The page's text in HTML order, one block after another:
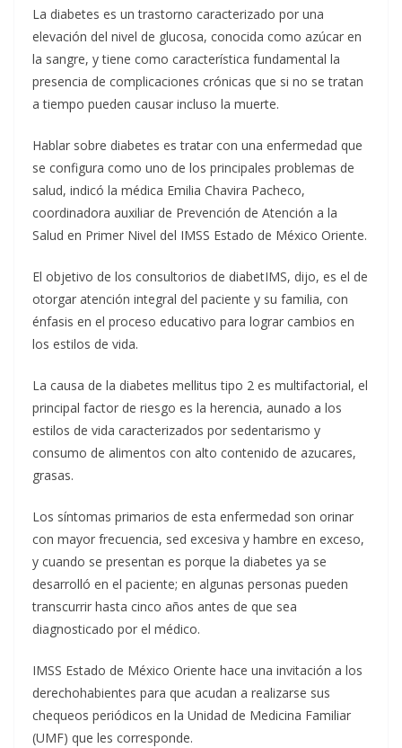
La diabetes es un trastorno caracterizado por una
elevación del nivel de glucosa, conocida como azúcar en
la sangre, y tiene como característica fundamental la
presencia de complicaciones crónicas que si no se tratan
a tiempo pueden causar incluso la muerte.
Hablar sobre diabetes es tratar con una enfermedad que
se configura como uno de los principales problemas de
salud, indicó la médica Emilia Chavira Pacheco,
coordinadora auxiliar de Prevención de Atención a la
Salud en Primer Nivel del IMSS Estado de México Oriente.
El objetivo de los consultorios de diabetIMS, dijo, es el de
otorgar atención integral del paciente y su familia, con
énfasis en el proceso educativo para lograr cambios en
los estilos de vida.
La causa de la diabetes mellitus tipo 2 es multifactorial, el
principal factor de riesgo es la herencia, aunado a los
estilos de vida caracterizados por sedentarismo y
consumo de alimentos con alto contenido de azucares,
grasas.
Los síntomas primarios de esta enfermedad son orinar
con mayor frecuencia, sed excesiva y hambre en exceso,
y cuando se presentan es porque la diabetes ya se
desarrolló en el paciente; en algunas personas pueden
transcurrir hasta cinco años antes de que sea
diagnosticado por el médico.
IMSS Estado de México Oriente hace una invitación a los
derechohabientes para que acudan a realizarse sus
chequeos periódicos en la Unidad de Medicina Familiar
(UMF) que les corresponde.